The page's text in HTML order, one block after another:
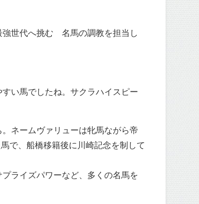
強世代へ挑む 名馬の調教を担当し
い馬でしたね。サクラハイスピー
ネームヴァリューは牝馬ながら帝
で、船橋移籍後に川崎記念を制して
ライズパワーなど、多くの名馬を